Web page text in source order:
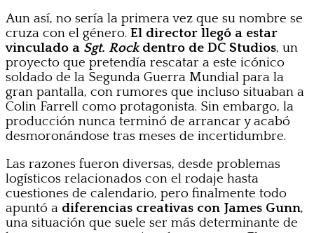
Aun así, no sería la primera vez que su nombre se
cruza con el género. El director llegó a estar
vinculado a Sgt. Rockdentro de DC Studios, un
proyecto que pretendía rescatar a este icónico
soldado de la Segunda Guerra Mundial para la
gran pantalla, con rumores que incluso situaban a
Colin Farrell como protagonista. Sin embargo, la
producción nunca terminó de arrancar y acabó
desmoronándose tras meses de incertidumbre.
Las razones fueron diversas, desde problemas
logísticos relacionados con el rodaje hasta
cuestiones de calendario, pero finalmente todo
apuntó a diferencias creativas con James Gunn,
una situación que suele ser más determinante de